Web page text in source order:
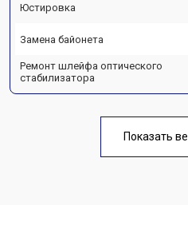
Юстировка
Замена байонета
Ремонт шлейфа оптического
стабилизатора
Показать